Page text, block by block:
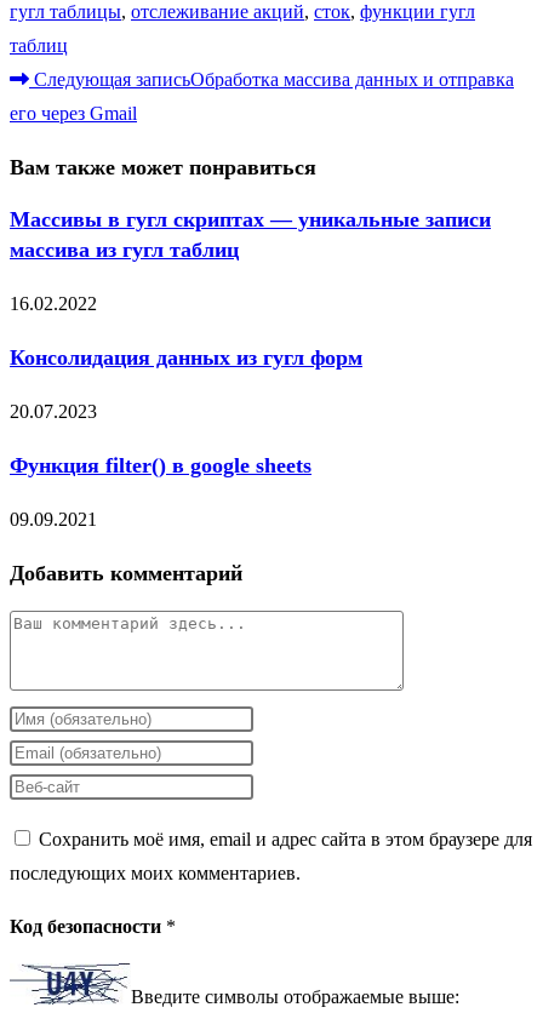
гугл таблицы, отслеживание акций, сток, функции гугл
таблиц
Читать
далее
Следующая записьОбработка массива данных и отправка
его через Gmail
Вам также может понравиться
Массивы в гугл скриптах — уникальные записи
массива из гугл таблиц
16.02.2022
Консолидация данных из гугл форм
20.07.2023
Функция filter() в google sheets
09.09.2021
Добавить комментарий
Комментарий
Введите
свое
имя
имя
пользователя,
чтобы
Введите
свой
адрес,
чтобы
прокомментировать
Введите
вашего
веб-
сайта
Сохранить моё имя, email и адрес сайта в этом браузере для
последующих моих комментариев.
Код безопасности *
Введите символы отображаемые выше: